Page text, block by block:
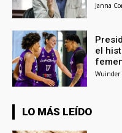
Janna
el
Wuinder
LO MÁS LEÍDO